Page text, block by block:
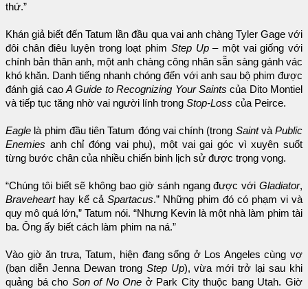
thứ.”
Khán giả biết đến Tatum lần đầu qua vai anh chàng Tyler Gage với
đôi chân điêu luyện trong loạt phim Step Up– một vai giống với
chính bản thân anh, một anh chàng công nhân sẵn sàng gánh vác
khó khăn. Danh tiếng nhanh chóng đến với anh sau bộ phim được
đánh giá caoA Guide to Recognizing Your Saints của Dito Montiel
và tiếp tục tăng nhờ vai người lính trong Stop-Loss của Peirce.
Eagle là phim đầu tiên Tatum đóng vai chính (trong Saintvà Public
Enemies anh chỉ đóng vai phụ), một vai gai góc vì xuyên suốt
từng bước chân của nhiều chiến binh lịch sử được trọng vọng.
“Chúng tôi biết sẽ không bao giờ sánh ngang được với Gladiator,
Bravehearthay kể cả Spartacus.” Những phim đó có phạm vi và
quy mô quá lớn,” Tatum nói. “Nhưng Kevin là một nhà làm phim tài
ba. Ông ấy biết cách làm phim na ná.”
Vào giờ ăn trưa, Tatum, hiện đang sống ở Los Angeles cùng vợ
(bạn diễn Jenna Dewan trong Step Up), vừa mới trở lại sau khi
quảng bá cho Son of No One ở Park City thuộc bang Utah. Giờ